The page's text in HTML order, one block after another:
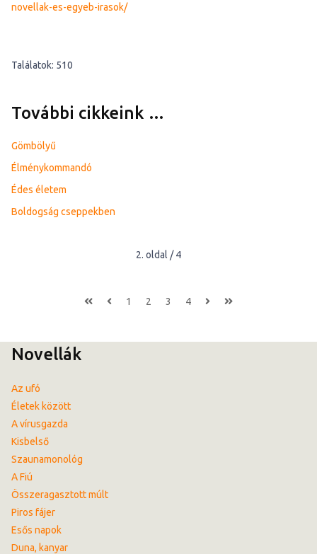
novellak-es-egyeb-irasok/
Találatok: 510
További cikkeink …
Gömbölyű
Élménykommandó
Édes életem
Boldogság cseppekben
2. oldal / 4
1 2 3 4
Novellák
Az ufó
Életek között
A vírusgazda
Kisbelső
Szaunamonológ
A Fiú
Összeragasztott múlt
Piros fájer
Esős napok
Duna, kanyar